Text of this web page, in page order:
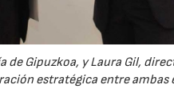
de Gipuzkoa, y Laura Gil,
estratégica entre ambas